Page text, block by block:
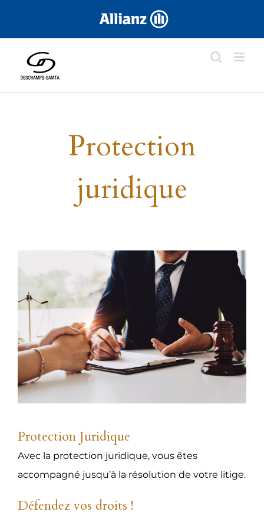
.
Protection
juridique
Protection Juridique
Avec la protection juridique, vous êtes
accompagné jusqu’à la résolution de votre litige.
Défendez vos droits !